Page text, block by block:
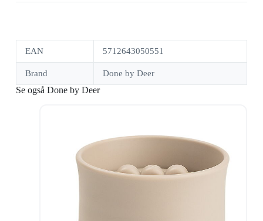
EAN 5712643050551
Brand Done by Deer
Se også Done by Deer